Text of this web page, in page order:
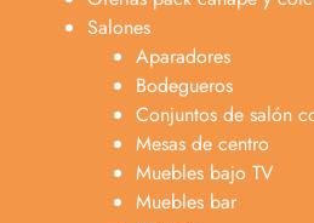
Salones
Aparadores
Bodegueros
Conjuntos de salón
Mesas de centro
Muebles bajo TV
Muebles bar